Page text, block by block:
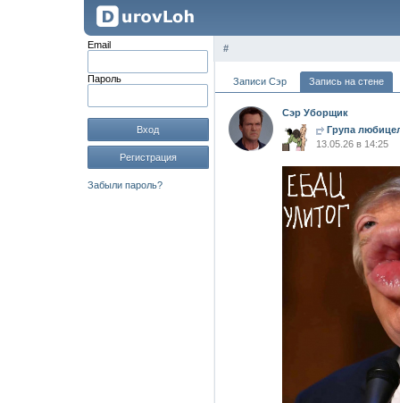
Email
Пароль
Вход
Регистрация
Забыли пароль?
#
Записи Сэр Запись на стене
Сэр Уборщик
Група
13.05.26 в 14:25